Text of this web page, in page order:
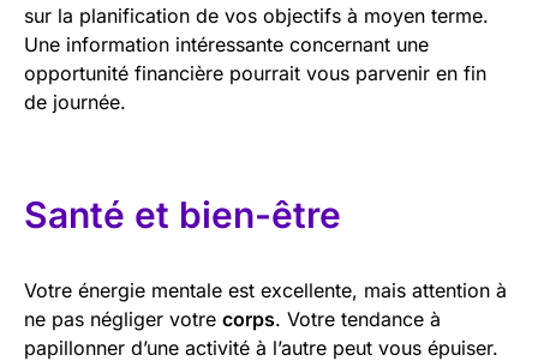
sur la planification de vos objectifs à moyen terme.
Une information intéressante concernant une
opportunité financière pourrait vous parvenir en fin
de journée.
Santé et bien-être
Votre énergie mentale est excellente, mais attention à
ne pas négliger votre corps. Votre tendance à
papillonner d’une activité à l’autre peut vous épuiser.